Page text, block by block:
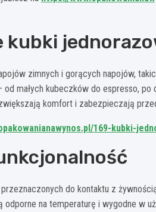
zimnych i gorących napojów,
małych kubeczków do espresso, po
komfort i zabezpieczają
169-kubki-
do kontaktu z
na temperaturę i wygodne w